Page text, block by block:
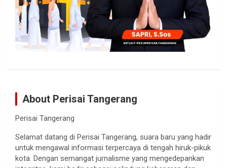
About Perisai Tangerang
Perisai Tangerang
Selamat datang di Perisai Tangerang, suara baru yang hadir
untuk mengawal informasi terpercaya di tengah hiruk-pikuk
kota. Dengan semangat jurnalisme yang mengedepankan